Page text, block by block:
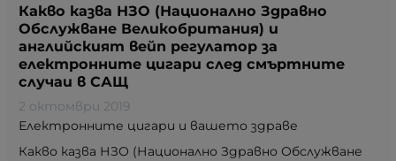
Какво казва НЗО (Национално Здравно
Обслужване Великобритания) и
английският вейп регулатор за
електронните цигари след смъртните
случаи в САЩ
2 октомври 2019
Електронните цигари и вашето здраве
Какво казва НЗО (Национално Здравно Обслужване